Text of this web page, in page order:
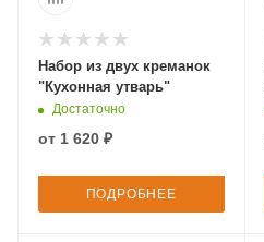
Набор из двух креманок
"Кухонная утварь"
Достаточно
от 1 620 ₽
ПОДРОБНЕЕ